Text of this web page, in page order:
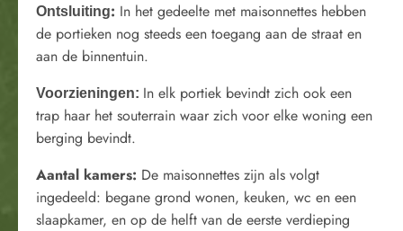
Ontsluiting: In het gedeelte met maisonnettes hebben
de portieken nog steeds een toegang aan de straat en
aan de binnentuin.
Voorzieningen: In elk portiek bevindt zich ook een
trap haar het souterrain waar zich voor elke woning een
berging bevindt.
Aantal kamers: De maisonnettes zijn als volgt
ingedeeld: begane grond wonen, keuken, wc en een
slaapkamer, en op de helft van de eerste verdieping